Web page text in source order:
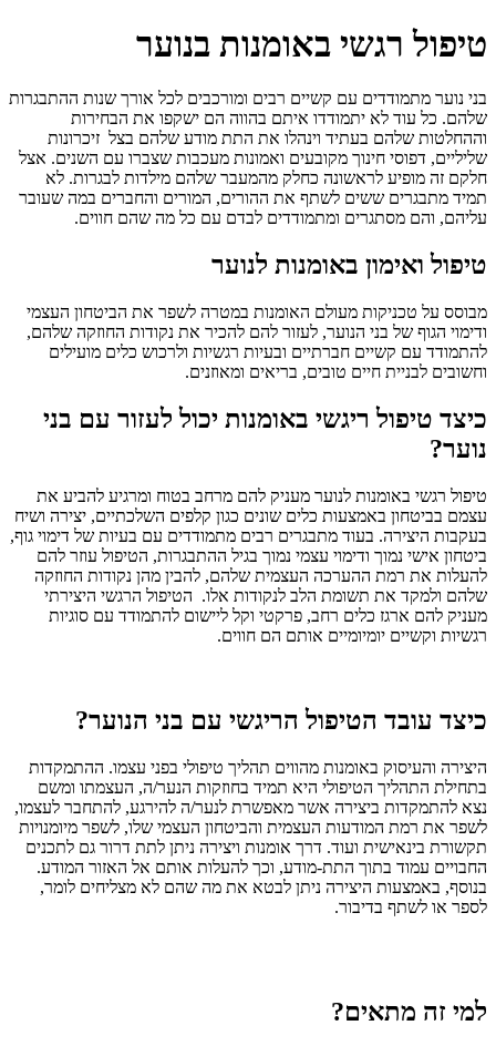
טיפול רגשי באומנות בנוער
בני נוער מתמודדים עם קשיים רבים ומורכבים לכל אורך שנות ההתבגרות
שלהם. כל עוד לא יתמודדו איתם בהווה הם ישקפו את הבחירות
וההחלטות שלהם בעתיד וינהלו את התת מודע שלהם בצל זיכרונות
שליליים, דפוסי חינוך מקובעים ואמונות מעכבות שצברו עם השנים. אצל
חלקם זה מופיע לראשונה כחלק מהמעבר שלהם מילדות לבגרות. לא
תמיד מתבגרים ששים לשתף את ההורים, המורים והחברים במה שעובר
עליהם, והם מסתגרים ומתמודדים לבדם עם כל מה שהם חווים.
טיפול ואימון באומנות לנוער
מבוסס על טכניקות מעולם האומנות במטרה לשפר את הביטחון העצמי
ודימוי הגוף של בני הנוער, לעזור להם להכיר את נקודות החוזקה שלהם,
להתמודד עם קשיים חברתיים ובעיות רגשיות ולרכוש כלים מועילים
וחשובים לבניית חיים טובים, בריאים ומאוזנים.
כיצד טיפול ריגשי באומנות יכול לעזור עם בני
נוער?
טיפול רגשי באומנות לנוער מעניק להם מרחב בטוח ומרגיע להביע את
עצמם בביטחון באמצעות כלים שונים כגון קלפים השלכתיים, יצירה ושיח
בעקבות היצירה. בעוד מתבגרים רבים מתמודדים עם בעיות של דימוי גוף,
ביטחון אישי נמוך ודימוי עצמי נמוך בגיל ההתבגרות, הטיפול עוזר להם
להעלות את רמת ההערכה העצמית שלהם, להבין מהן נקודות החוזקה
שלהם ולמקד את תשומת הלב לנקודות אלו. הטיפול הרגשי היצירתי
מעניק להם ארגז כלים רחב, פרקטי וקל ליישום להתמודד עם סוגיות
רגשיות וקשיים יומיומיים אותם הם חווים.
כיצד עובד הטיפול הריגשי עם בני הנוער?
היצירה והעיסוק באומנות מהווים תהליך טיפולי בפני עצמו. ההתמקדות
בתחילת התהליך הטיפולי היא תמיד בחוזקות הנער/ה, העצמתו ומשם
נצא להתמקדות ביצירה אשר מאפשרת לנער/ה להירגע, להתחבר לעצמו,
לשפר את רמת המודעות העצמית והביטחון העצמי שלו, לשפר מיומנויות
תקשורת בינאישית ועוד. דרך אומנות ויצירה ניתן לתת דרור גם לתכנים
החבויים עמוד בתוך התת-מודע, וכך להעלות אותם אל האזור המודע.
בנוסף, באמצעות היצירה ניתן לבטא את מה שהם לא מצליחים לומר,
לספר או לשתף בדיבור.
למי זה מתאים?